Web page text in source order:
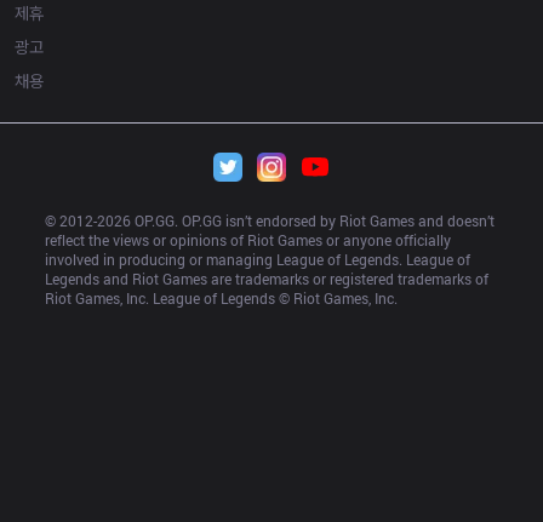
제휴
광고
채용
© 2012-2026 OP.GG. OP.GG isn’t endorsed by Riot Games and doesn’t
reflect the views or opinions of Riot Games or anyone officially
involved in producing or managing League of Legends. League of
Legends and Riot Games are trademarks or registered trademarks of
Riot Games, Inc. League of Legends © Riot Games, Inc.